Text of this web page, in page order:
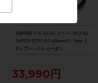
未使用品 デダ DEDA スーパーゼロ RS
SUPER ZERO RS 400mm/31.7mm ド
ロップハンドル カーボン
33,990円